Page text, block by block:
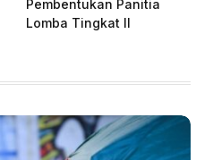
Pembentukan Panitia
Lomba Tingkat II